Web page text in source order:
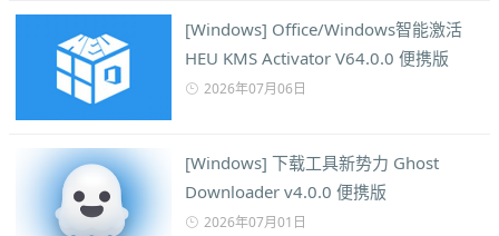
[Windows] Office/Windows智能激活
HEU KMS Activator V64.0.0 便携版
2026年07月06日
[Windows] 下载工具新势力 Ghost
Downloader v4.0.0 便携版
2026年07月01日